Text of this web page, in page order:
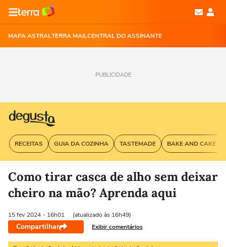
MAPA ASTRALTERRA MAILCENTRAL DO ASSINANTE
PUBLICIDADE
RECEITAS GUIA DA COZINHA TASTEMADE BAKE AND CAKE
Como tirar casca de alho sem deixar
cheiro na mão? Aprenda aqui
15 fev 2024 - 16h01 (atualizado às 16h49)
Compartilhar Exibir comentários